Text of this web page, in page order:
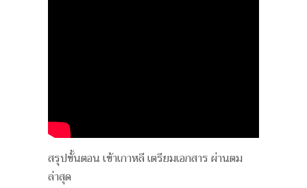
สรุปขั้นตอน เข้าเกาหลี เตรียมเอกสาร ผ่านตม
ล่าสุด